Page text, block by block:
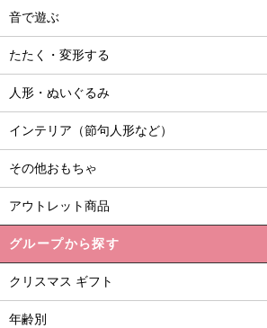
音で遊ぶ
たたく・変形する
人形・ぬいぐるみ
インテリア（節句人形など）
その他おもちゃ
アウトレット商品
グループから探す
クリスマス ギフト
年齢別